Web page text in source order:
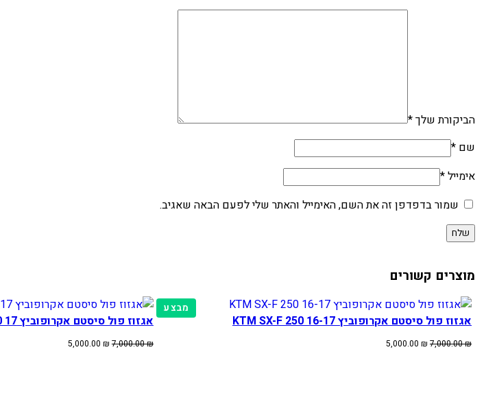
הביקורת שלך*
שם *
אימייל*
שמור בדפדפן זה את השם, האימייל והאתר שלי לפעם הבאה שאגיב.
מוצרים קשורים
מבצעמוצרים
במבצע
אגזוז פול סיסטם אקרופוביץ KTM SX-F 250 16-17
7,000.00₪
המחיר5,000.00 ₪
המחיר
אגזוז פול סיסטם אקרופוביץ KTM SX-F350 17
7,000.00₪
המחיר
5,000.00 ₪
המחיר